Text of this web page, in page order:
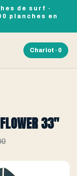
de surf ·
planches en
Chariot · 0
33"